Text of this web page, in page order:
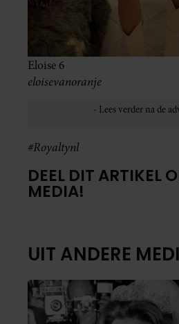
Eloise 6
eloisevanoranje
#Royaltynl
DEEL DIT ARTIKEL
MEDIA!
UIT ANDERE